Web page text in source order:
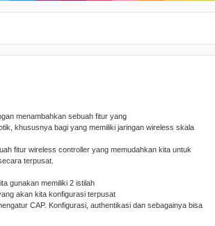
menambahkan sebuah fitur yang
khususnya bagi yang memiliki jaringan wireless skala
fitur wireless controller yang memudahkan kita untuk
terpusat.
gunakan memiliki 2 istilah
akan kita konfigurasi terpusat
CAP. Konfigurasi, authentikasi dan sebagainya bisa